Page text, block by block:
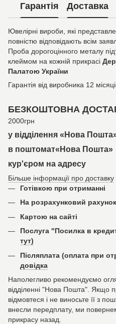
Гарантія Доставка
Ювелірні вироби, які
повністю відповідають всім
Проба дорогоцінного металу
клеймом на кожній прикрасі
Палатою України
Гарантія від виробника 12
БЕЗКОШТОВНА
2000грн
у відділення «Нова
в поштомат«Нова Пошта»
кур'єром на адресу
Більше інформації про доставку
Готівкою при отриманні
На розрахунковий рахунок
Картою на сайті
Послуга "Посилка в
тут)
Післяплата (оплата при
довідка
Наполегливо рекомендуємо
відділенні "Нова Пошта". Якщо
відмовтеся і не виносьте її з
внесли передплату, ми
прикрасу назад.